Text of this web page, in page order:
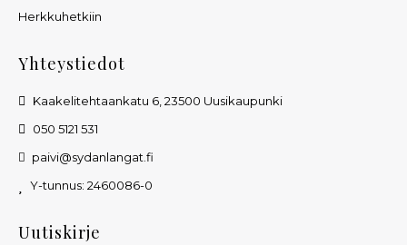
Herkkuhetkiin
Yhteystiedot
Kaakelitehtaankatu 6, 23500 Uusikaupunki
050 5121 531
paivi@sydanlangat.fi
Y-tunnus: 2460086-0
Uutiskirje